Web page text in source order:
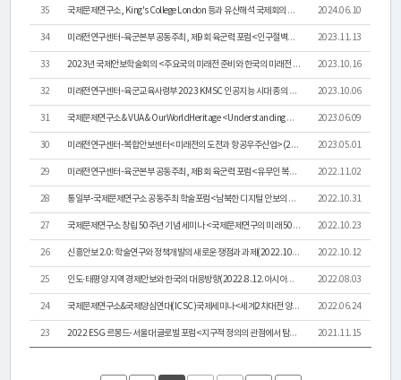
35 국제문제연구소, King's College London 등과 유산해석 국제회의 개최 2024.06.10
34 미래전연구센터-육군본부 공동주최, 제9회 육군력 포럼<인구절벽시대 육군의 전략>(2023.11.29.용산 로카우스) 2023.11.13
33 2023년 국제안보학술회의 <주요국의 미래전 준비와 한국의 미래전 전략>(2023.10.20.용산 로카우스) 2023.10.16
32 미래전연구센터-육군교육사령부 2023 KMSC 인공지능 시대 종의 전쟁(2023.10.12.~13./서울대 엔지니어하우스) 2023.10.06
31 국제문제연구소 & VUA & OurWorldHeritage <Understanding Wartime Narratives in the Digital Age>(2023.6.15[목]) 2023.06.09
30 미래전연구센터-복합안보센터<미래전의 도전과 항공우주산업>(2023.5.11.아시아연구소 영원홀) 2023.05.01
29 미래전연구센터-육군본부 공동주최, 제8회 육군력 포럼<유무인 복합전투체계와 AI과학기술강군>(2022.11.23.웨스틴조선서울) 2022.11.02
28 통일부-국제문제연구소 공동주최 학술포럼<남북한 디지털 안보의 미래 지평: 경쟁과 협력의 새로운 패러다임>(2022.11.18.LW컨벤션) 2022.10.31
27 국제문제연구소 창립 50주년 기념 세미나 <국제문제연구의 미래 50년, 무엇을 해야 하나?>(2022.10.21[금]9:30-11:30) 2022.10.23
26 신흥안보 2.0: 학술연구와 정책개발의 새로운 쟁점과 과제(2022.10.10.사회과학대학 국제회의실) 2022.10.12
25 인도·태평양 지역 경제안보와 한국의 대응방향(2022.8.12.아시아연구소 영원홀) 2022.08.03
24 국제문제연구소&국제양심연대(ICSC)국제세미나<세계2차대전 양심 유산과 해석>(2022.07.07[목]) 2022.06.24
23 2022 ESG 르몽드-서울대 글로벌 포럼<지구적 정의의 관점에서 탐색하는 지속가능한 자본주의>(2021.12.1.-12.3.,19:00-21:00) 2021.11.15
소
개
연